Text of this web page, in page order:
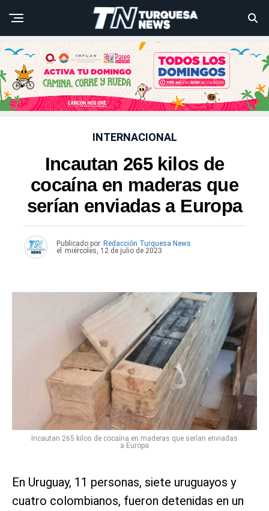
INTERNACIONAL
Incautan 265 kilos de
cocaína en maderas que
serían enviadas a Europa
Publicado por Redacción Turquesa News
el
miércoles, 12 de julio de 2023
Incautan 265 kilos de cocaína en maderas que serían enviadas
a Europa
En Uruguay, 11 personas, siete uruguayos y
cuatro colombianos, fueron detenidas en un